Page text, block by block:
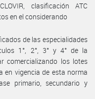
clasificación ATC
en el considerando
de las especialidades
1°, 2°, 3° y 4° de la
comercializando los lotes
en vigencia de esta norma
primario, secundario y